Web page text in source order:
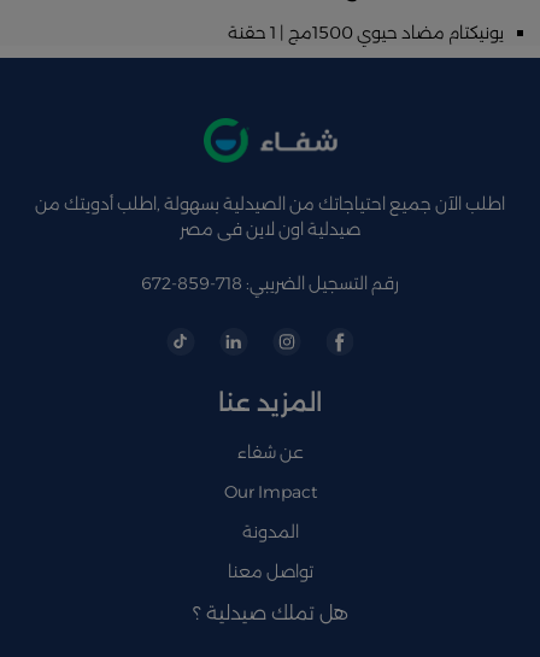
يونيكتام مضاد حيوي 1500مج | 1 حقنة
اطلب الآن جميع احتياجاتك من الصيدلية بسهولة ,اطلب أدويتك من
صيدلية اون لاين فى مصر
رقم التسجيل الضريبي: 718-859-672
المزيد عنا
عن شفاء
Our Impact
المدونة
تواصل معنا
هل تملك صيدلية ؟